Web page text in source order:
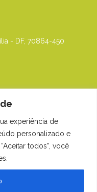
experiência de
personalizado e
todos”, você
- DF, 70864-450
de Privacidade